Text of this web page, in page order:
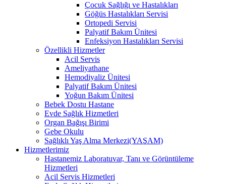
Çocuk Sağlığı ve Hastalıkları
Göğüs Hastalıkları Servisi
Ortopedi Servisi
Palyatif Bakım Ünitesi
Enfeksiyon Hastalıkları Servisi
Özellikli Hizmetler
Acil Servis
Ameliyathane
Hemodiyaliz Ünitesi
Palyatif Bakım Ünitesi
Yoğun Bakım Ünitesi
Bebek Dostu Hastane
Evde Sağlık Hizmetleri
Organ Bağışı Birimi
Gebe Okulu
Sağlıklı Yaş Alma Merkezi(YAŞAM)
Hizmetlerimiz
Hastanemiz Laboratuvar, Tanı ve Görüntüleme
Hizmetleri
Acil Servis Hizmetleri